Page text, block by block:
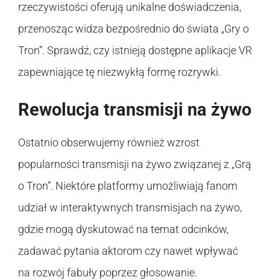
rzeczywistości oferują unikalne doświadczenia,
przenosząc widza bezpośrednio do świata „Gry o
Tron”. Sprawdź, czy istnieją dostępne aplikacje VR
zapewniające tę niezwykłą formę rozrywki.
Rewolucja transmisji na żywo
Ostatnio obserwujemy również wzrost
popularności transmisji na żywo związanej z „Grą
o Tron”. Niektóre platformy umożliwiają fanom
udział w interaktywnych transmisjach na żywo,
gdzie mogą dyskutować na temat odcinków,
zadawać pytania aktorom czy nawet wpływać
na rozwój fabuły poprzez głosowanie.